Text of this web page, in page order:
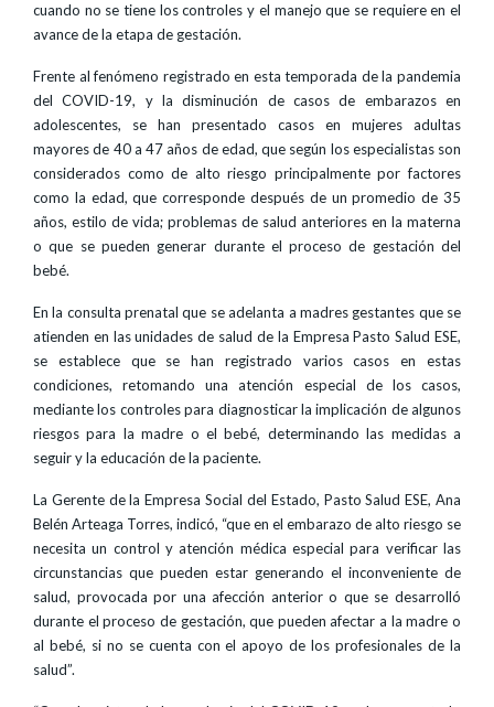
cuando no se tiene los controles y el manejo que se requiere en el
avance de la etapa de gestación.
Frente al fenómeno registrado en esta temporada de la pandemia
del COVID-19, y la disminución de casos de embarazos en
adolescentes, se han presentado casos en mujeres adultas
mayores de 40 a 47 años de edad, que según los especialistas son
considerados como de alto riesgo principalmente por factores
como la edad, que corresponde después de un promedio de 35
años, estilo de vida; problemas de salud anteriores en la materna
o que se pueden generar durante el proceso de gestación del
bebé.
En la consulta prenatal que se adelanta a madres gestantes que se
atienden en las unidades de salud de la Empresa Pasto Salud ESE,
se establece que se han registrado varios casos en estas
condiciones, retomando una atención especial de los casos,
mediante los controles para diagnosticar la implicación de algunos
riesgos para la madre o el bebé, determinando las medidas a
seguir y la educación de la paciente.
La Gerente de la Empresa Social del Estado, Pasto Salud ESE, Ana
Belén Arteaga Torres, indicó, “que en el embarazo de alto riesgo se
necesita un control y atención médica especial para verificar las
circunstancias que pueden estar generando el inconveniente de
salud, provocada por una afección anterior o que se desarrolló
durante el proceso de gestación, que pueden afectar a la madre o
al bebé, si no se cuenta con el apoyo de los profesionales de la
salud”.